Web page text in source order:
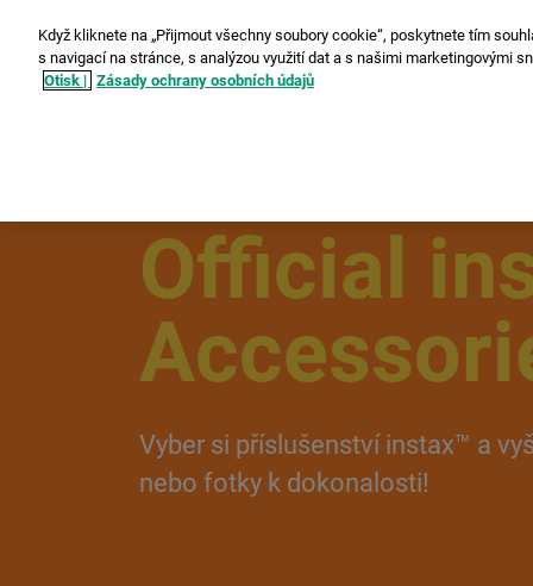
Official
Vyber si příslušenství instax™ a
nebo fotky k dokonalosti!
Když kliknete na „Přijmout všechny soubory cookie“, poskytnete tím
s navigací na stránce, s analýzou využití dat a s našimi marketingovými
Otisk | Zásady ochrany osobních údajů